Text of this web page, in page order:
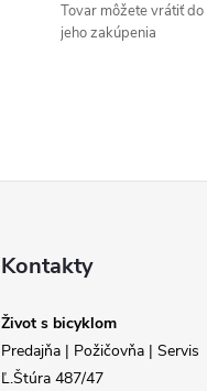
Tovar môžete vrátiť
jeho zakúpenia
Kontakty
Život s bicyklom
Predajňa | Požičovňa | Servis
Ľ.Štúra 487/47